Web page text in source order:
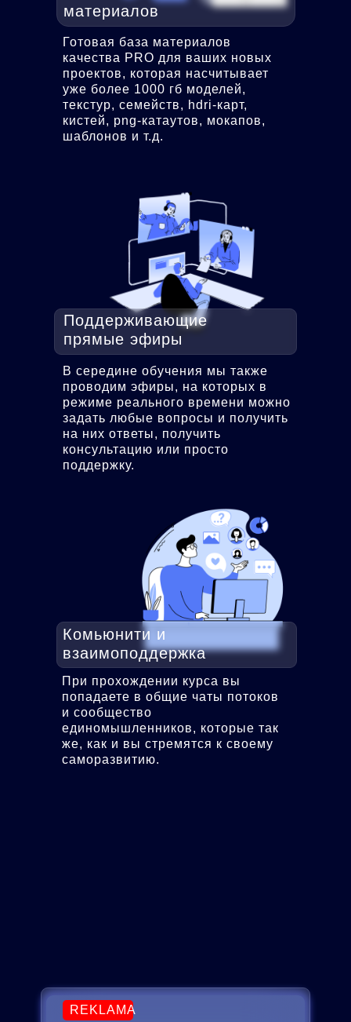
Комьюнити и
взаимоподдержка
В середине обучения мы также
проводим эфиры, на которых в
режиме реального времени можно
задать любые вопросы и получить
на них ответы, получить
консультацию или просто
поддержку.
материалов
Готовая база материалов
качества PRO для ваших новых
проектов, которая насчитывает
уже более 1000 гб моделей,
текстур, семейств, hdri-карт,
кистей, png-катаутов, мокапов,
шаблонов и т.д.
Поддерживающие
прямые эфиры
При прохождении курса вы
попадаете в общие чаты потоков
и сообщество
единомышленников, которые так
же, как и вы стремятся к своему
саморазвитию.
REKLAMA